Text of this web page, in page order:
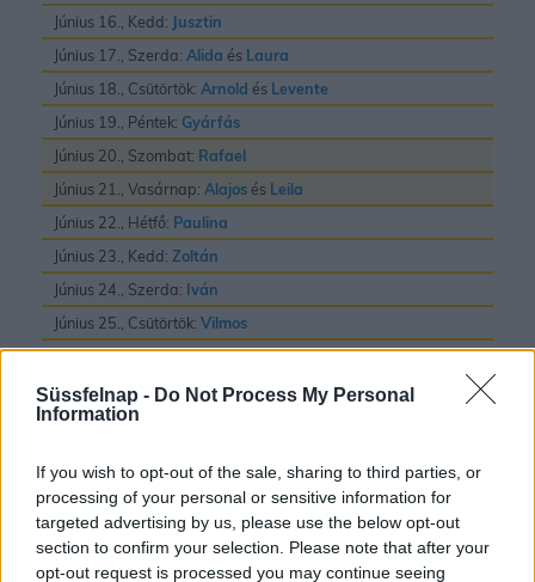
Süssfelnap - Do Not Process My Personal
Information
If you wish to opt-out of the sale, sharing to third parties, or
processing of your personal or sensitive information for
targeted advertising by us, please use the below opt-out
section to confirm your selection. Please note that after your
opt-out request is processed you may continue seeing
Június 16., Kedd: Jusztin
Június 17., Szerda: Alida és Laura
Június 18., Csütörtök: Arnold és Levente
Június 19., Péntek: Gyárfás
Június 20., Szombat: Rafael
Június 21., Vasárnap: Alajos és Leila
Június 22., Hétfő: Paulina
Június 23., Kedd: Zoltán
Június 24., Szerda: Iván
Június 25., Csütörtök: Vilmos
Június 26., Péntek:JánosésPál
Június 27., Szombat:László
Június 28., Vasárnap:
Június 30., Kedd: